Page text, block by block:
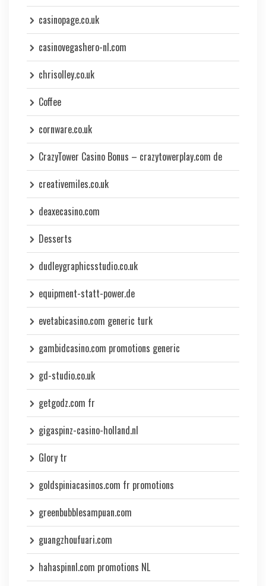
casinopage.co.uk
casinovegashero-nl.com
chrisolley.co.uk
Coffee
cornware.co.uk
CrazyTower Casino Bonus – crazytowerplay.com de
creativemiles.co.uk
deaxecasino.com
Desserts
dudleygraphicsstudio.co.uk
equipment-statt-power.de
evetabicasino.com generic turk
gambidcasino.com promotions generic
gd-studio.co.uk
getgodz.com fr
gigaspinz-casino-holland.nl
Glory tr
goldspiniacasinos.com fr promotions
greenbubblesampuan.com
guangzhoufuari.com
hahaspinnl.com promotions NL